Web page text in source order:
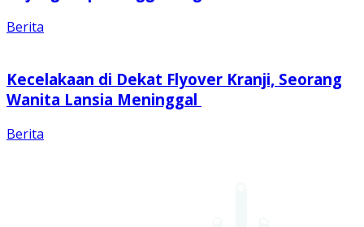
Berita
Kecelakaan di Dekat Flyover Kranji, Seorang
Wanita Lansia Meninggal
Berita